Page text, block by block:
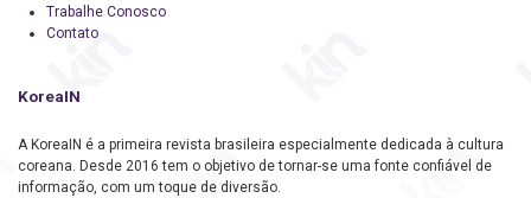
Trabalhe Conosco
Contato
KoreaIN
A KoreaIN é a primeira revista brasileira especialmente dedicada à cultura
coreana. Desde 2016 tem o objetivo de tornar-se uma fonte confiável de
informação, com um toque de diversão.